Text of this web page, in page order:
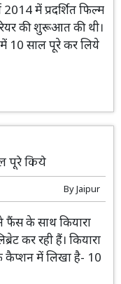
में प्रदर्शित फिल्म
की शुरूआत की थी।
में 10 साल पूरे कर लिये
पूरे किये
ByJaipur
फैंस के साथ कियारा
कर रही हैं। कियारा
कैप्शन में लिखा है- 10